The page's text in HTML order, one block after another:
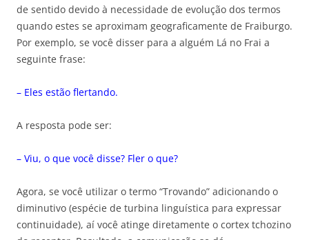
de sentido devido à necessidade de evolução dos termos
quando estes se aproximam geograficamente de Fraiburgo.
Por exemplo, se você disser para a alguém Lá no Frai a
seguinte frase:
– Eles estão flertando.
A resposta pode ser:
– Viu, o que você disse? Fler o que?
Agora, se você utilizar o termo “Trovando” adicionando o
diminutivo (espécie de turbina linguística para expressar
continuidade), aí você atinge diretamente o cortex tchozino